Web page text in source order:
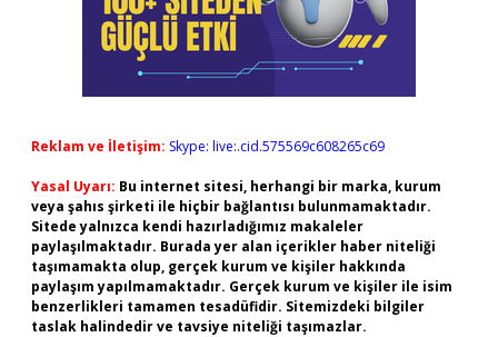
Reklam ve İletişim: Skype: live:.cid.575569c608265c69
Yasal Uyarı: Bu internet sitesi, herhangi bir marka, kurum
veya şahıs şirketi ile hiçbir bağlantısı bulunmamaktadır.
Sitede yalnızca kendi hazırladığımız makaleler
paylaşılmaktadır. Burada yer alan içerikler haber niteliği
taşımamakta olup, gerçek kurum ve kişiler hakkında
paylaşım yapılmamaktadır. Gerçek kurum ve kişiler ile isim
benzerlikleri tamamen tesadüfidir. Sitemizdeki bilgiler
taslak halindedir ve tavsiye niteliği taşımazlar.